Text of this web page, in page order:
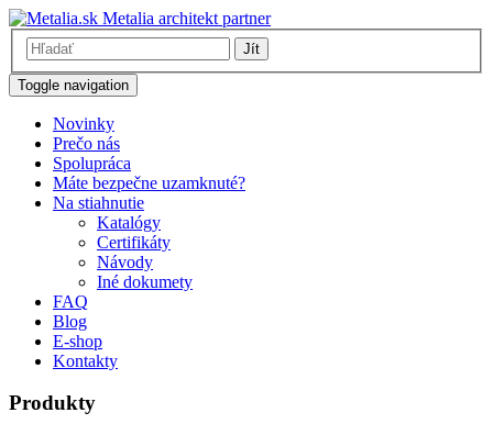
Metalia architekt partner
Jít
Toggle navigation
Novinky
Prečo nás
Spolupráca
Máte bezpečne uzamknuté?
Na stiahnutie
Katalógy
Certifikáty
Návody
Iné dokumety
FAQ
Blog
E-shop
Kontakty
Produkty